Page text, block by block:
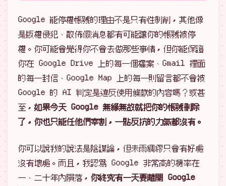
Google 能停權帳號的理由不是只有性剝削，其他像
是版權侵犯、散佈假消息都有可能讓你的帳號被停
權。你可能會覺得你不會去做那些事情，但你能保證
你在 Google Drive 上的每一個檔案、Gmail 裡面
的每一封信、Google Map 上的每一則留言都不會被
Google 的 AI 判定是違反使用條款的內容嗎？或甚
至， 如果今天 Google 無緣無故就把你的帳號刪除
了，你也只能任他們宰割，一點反抗的力氣都沒有。
你可以說我的說法是陰謀論，但未雨綢繆只會有好處
沒有壞處。而且，我認爲 Google 非常高的機率在
一、二十年內隕落， 你終究有一天要離開 Google